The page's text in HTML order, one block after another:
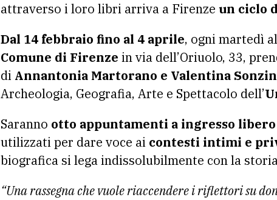
attraverso i loro libri arriva a Firenze un ciclo
Dal 14 febbraio fino al 4 aprile, ogni martedì
Comune di Firenze in via dell’Oriuolo, 33,
di Annantonia Martorano e Valentina
Archeologia, Geografia, Arte e Spettacolo dell’
Saranno otto appuntamenti a ingresso libero
utilizzati per dare voce ai contesti intimi e
biografica si lega indissolubilmente con la
“Una rassegna che vuole riaccendere i riflettori su